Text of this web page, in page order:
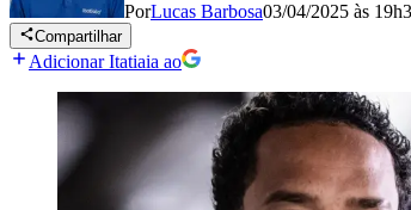
PorLucas Barbosa03/04/2025 às
Compartilhar
Adicionar Itatiaia ao